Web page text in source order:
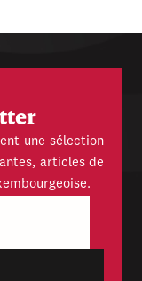
une sélection
articles de